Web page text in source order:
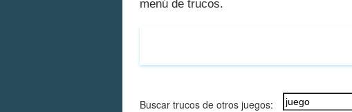
menú de trucos.
Buscar trucos de otros juegos: